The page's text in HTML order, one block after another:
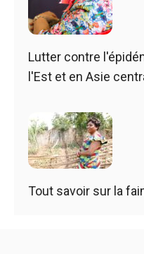
Lutter contre
l'Est et en Asie
Tout savoir sur la